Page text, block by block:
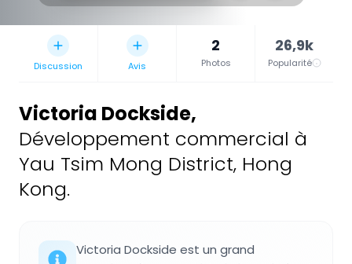
Discussion Avis
2
Photos
26,9k
Popularité
Victoria Dockside,
Développement commercial à
Yau Tsim Mong District, Hong
Kong.
Victoria Dockside est un grand